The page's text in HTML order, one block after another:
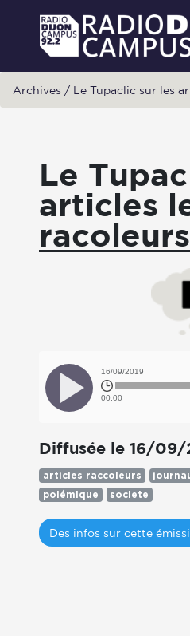
Archives / Le Tupaclic sur les
Le
articles
racoleurs
16/09/2019
00:00
Diffusée le 16/09/
articles raccoleurs
polémique
societe
Des infos sur cette